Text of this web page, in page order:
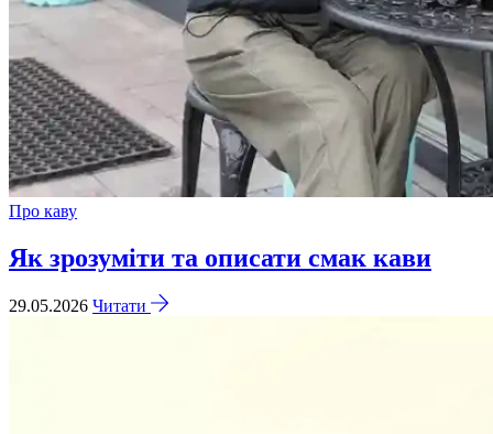
Про каву
Як зрозуміти та описати смак кави
29.05.2026 Читати